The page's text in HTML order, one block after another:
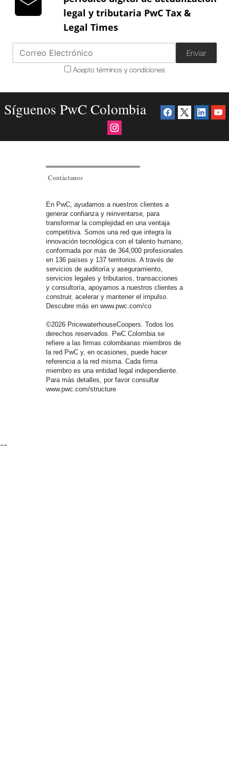
legal y tributaria PwC Tax &
Legal Times
Enviar
Acepto términos y condiciones
Síguenos PwC Colombia
Contáctanos
En PwC, ayudamos a nuestros clientes a
generar confianza y reinventarse, para
transformar la complejidad en una ventaja
competitiva. Somos una red que integra la
innovación tecnológica con el talento humano,
conformada por más de 364,000 profesionales
en 136 países y 137 territorios. A través de
servicios de auditoría y aseguramiento,
servicios legales y tributarios, transacciones
y consultoría, apoyamos a nuestros clientes a
construir, acelerar y mantener el impulso.
Descubre más en www.pwc.com/co
©2026 PricewaterhouseCoopers. Todos los
derechos reservados. PwC Colombia se
refiere a las firmas colombianas miembros de
la red PwC y, en ocasiones, puede hacer
referencia a la red misma. Cada firma
miembro es una entidad legal independiente.
Para más detalles, por favor consultar
www.pwc.com/structure
--